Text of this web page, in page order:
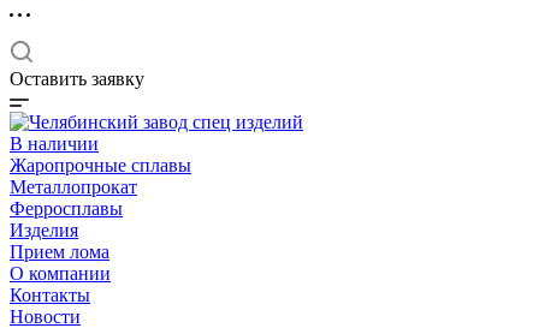
Оставить заявку
В наличии
Жаропрочные сплавы
Металлопрокат
Ферросплавы
Изделия
Прием лома
О компании
Контакты
Новости